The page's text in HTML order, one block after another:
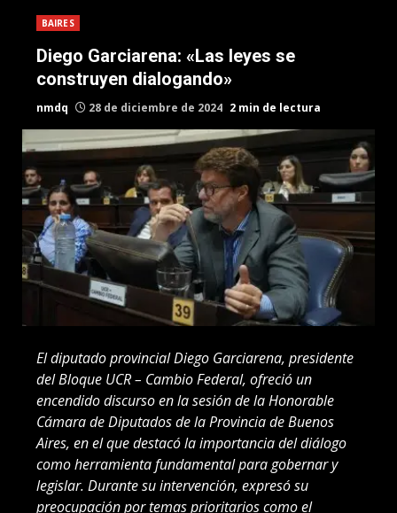
BAIRES
Diego Garciarena: «Las leyes se
construyen dialogando»
nmdq 28 de diciembre de 2024 2 min de lectura
El diputado provincial Diego Garciarena, presidente
del Bloque UCR – Cambio Federal, ofreció un
encendido discurso en la sesión de la Honorable
Cámara de Diputados de la Provincia de Buenos
Aires, en el que destacó la importancia del diálogo
como herramienta fundamental para gobernar y
legislar. Durante su intervención, expresó su
preocupación por temas prioritarios como el